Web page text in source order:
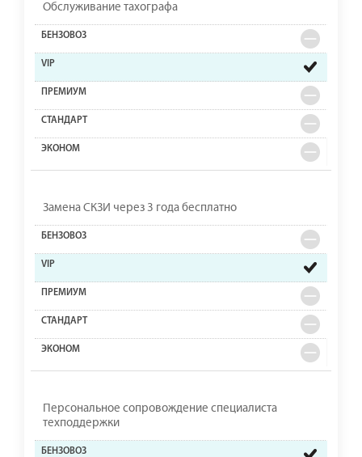
Обслуживание тахографа
Замена СКЗИ через 3 года бесплатно
Персональное сопровождение специалиста
техподдержки